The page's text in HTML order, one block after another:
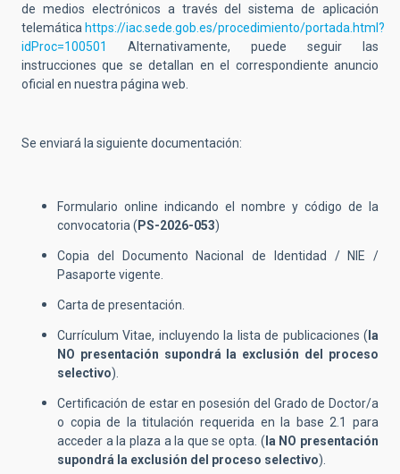
de medios electrónicos a través del sistema de aplicación
telemática https://iac.sede.gob.es/procedimiento/portada.html?
idProc=100501
Alternativamente, puede seguir las
instrucciones que se detallan en el correspondiente anuncio
oficial en nuestra página web.
Se enviará la siguiente documentación:
Formulario online indicando el nombre y código de la
convocatoria (PS-2026-053)
Copia del Documento Nacional de Identidad / NIE /
Pasaporte vigente.
Carta de presentación.
Currículum Vitae, incluyendo la lista de publicaciones (la
NO presentación supondrá la exclusión del proceso
selectivo).
Certificación de estar en posesión del Grado de Doctor/a
o copia de la titulación requerida en la base 2.1 para
acceder a la plaza a la que se opta. (la NO presentación
supondrá la exclusión del proceso selectivo).